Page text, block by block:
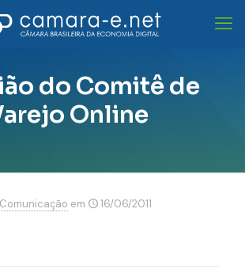
do Comitê de
Online
Comunicação em 16/06/2011